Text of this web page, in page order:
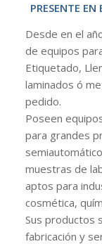
PRESENTE
Desde en el
de equipos
Etiquetado,
laminados ó
pedido.
Poseen
para grandes
muestras de
aptos para
cosmética,
Sus productos
fabricación y